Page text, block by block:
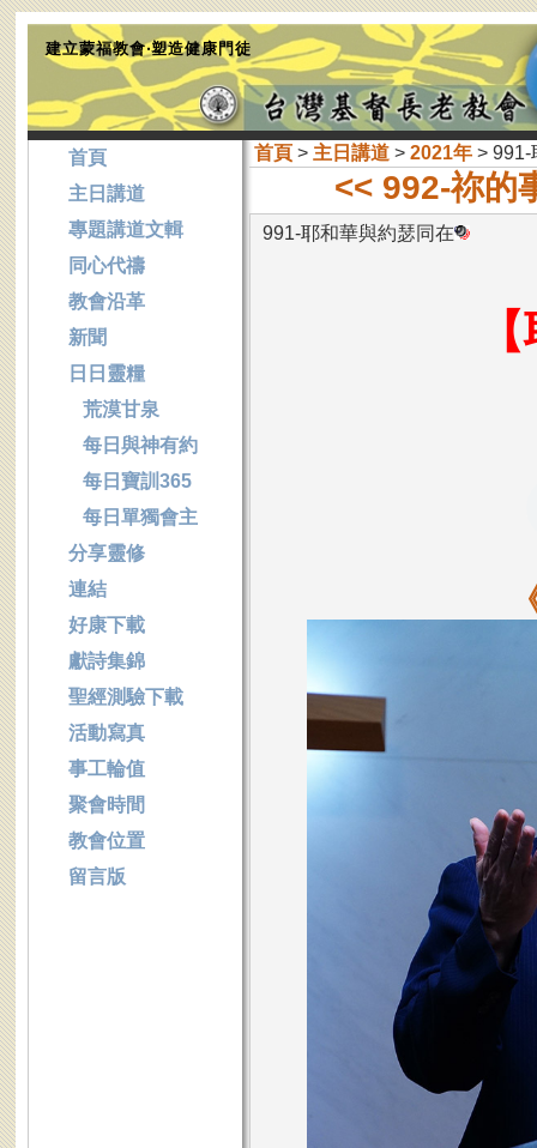
建立蒙福教會‧塑造健康門徒
首頁> 主日講道> 2021年> 991-
<< 992-祢的
991-耶和華與約瑟同在
首頁
主日講道
專題講道文輯
同心代禱
教會沿革
新聞
日日靈糧
荒漠甘泉
每日與神有約
每日寶訓365
每日單獨會主
分享靈修
連結
好康下載
獻詩集錦
聖經測驗下載
活動寫真
事工輪值
聚會時間
教會位置
留言版